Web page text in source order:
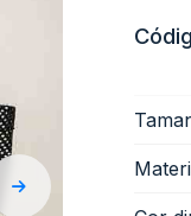
calor